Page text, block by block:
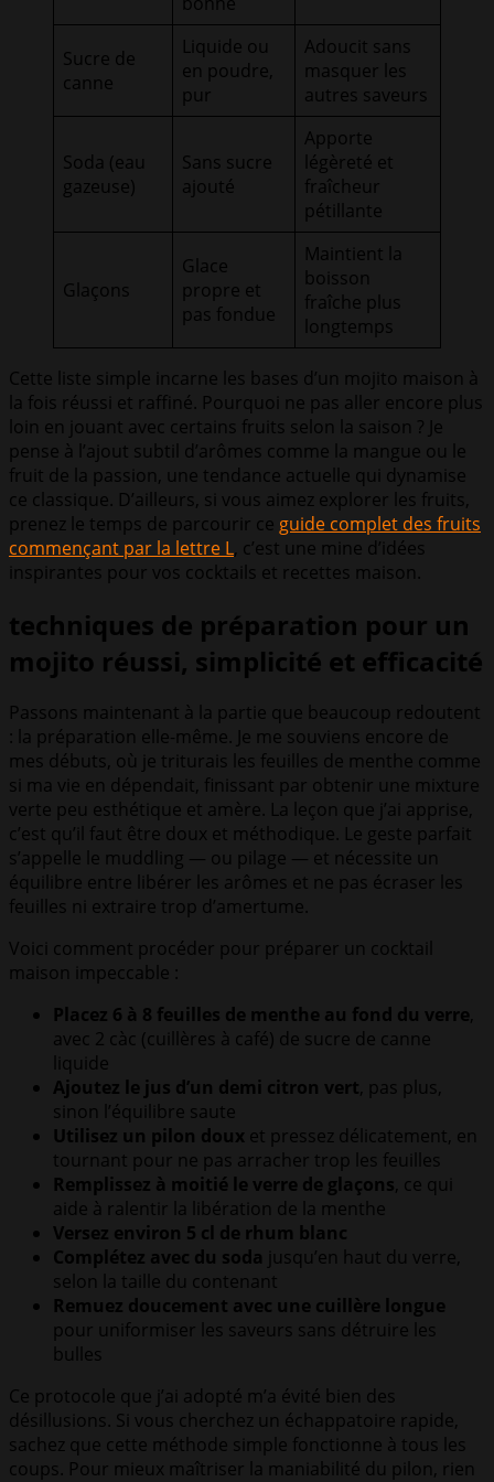
Sucre de
canne
Liquide ou
en poudre,
pur
Adoucit sans
masquer les
autres saveurs
Soda (eau
gazeuse)
Sans sucre
ajouté
Apporte
légèreté et
fraîcheur
pétillante
Glaçons
Glace
propre et
pas fondue
Maintient la
boisson
fraîche plus
longtemps
Cette liste simple incarne les bases d’un mojito maison à
la fois réussi et raffiné. Pourquoi ne pas aller encore plus
loin en jouant avec certains fruits selon la saison ? Je
pense à l’ajout subtil d’arômes comme la mangue ou le
fruit de la passion, une tendance actuelle qui dynamise
ce classique. D’ailleurs, si vous aimez explorer les fruits,
prenez le temps de parcourir ce guide complet des fruits
commençant par la lettre L, c’est une mine d’idées
inspirantes pour vos cocktails et recettes maison.
techniques de préparation pour un
mojito réussi, simplicité et efficacité
Passons maintenant à la partie que beaucoup redoutent
: la préparation elle-même. Je me souviens encore de
mes débuts, où je triturais les feuilles de menthe comme
si ma vie en dépendait, finissant par obtenir une mixture
verte peu esthétique et amère. La leçon que j’ai apprise,
c’est qu’il faut être doux et méthodique. Le geste parfait
s’appelle le muddling — ou pilage — et nécessite un
équilibre entre libérer les arômes et ne pas écraser les
feuilles ni extraire trop d’amertume.
Voici comment procéder pour préparer un cocktail
maison impeccable :
Placez 6 à 8 feuilles de menthe au fond du verre,
avec 2 càc (cuillères à café) de sucre de canne
liquide
Ajoutez le jus d’un demi citron vert, pas plus,
sinon l’équilibre saute
Utilisez un pilon doux et pressez délicatement, en
tournant pour ne pas arracher trop les feuilles
Remplissez à moitié le verre de glaçons, ce qui
aide à ralentir la libération de la menthe
Versez environ 5 cl de rhum blanc
Complétez avec du soda jusqu’en haut du verre,
selon la taille du contenant
Remuez doucement avec une cuillère longue
pour uniformiser les saveurs sans détruire les
bulles
Ce protocole que j’ai adopté m’a évité bien des
désillusions. Si vous cherchez un échappatoire rapide,
sachez que cette méthode simple fonctionne à tous les
coups. Pour mieux maîtriser la maniabilité du pilon, rien